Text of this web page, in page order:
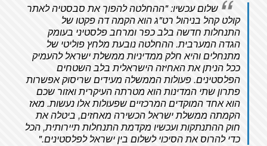
שלום עכשיו: "ההחלטה להפוך את סבסטיה לאתר
קולט קהל בניהול רט"ג הוא הקמה דה פקטו של
התנחלות חדשה בלב כפר ומרחב פלסטיני בעומק
הגדה המערבית. ההחלטה נובעת מלחץ פוליטי של
מתנחלים והיא חלק ממדיניות ממשלת ישראל להעמיק
ככל הניתן את האחיזה הישראלית בלב השטחים
הפלסטינים. פעולות הממשלה מעידים שריסוק אפשרות
פתרון שתי המדינות הוא מטרתה העיקרית ואזור שכם
הוא אחד המוקדים המרכזיים שפעולות אלו נעשות. מאז
הקמתה ממשלת ישראל הכשירה מאחזים, ביטלה את
חוק ההתנתקות ועכשיו מקדמת התנחלות תיירותית, הכל
כדי להרוס את הסיכוי לשלום בין ישראל לפלסטינים."